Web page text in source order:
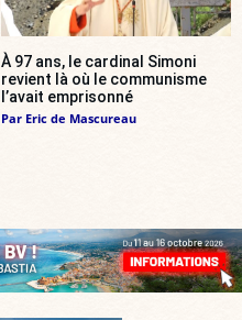
À 97 ans, le cardinal Simoni
revient là où le communisme
l’avait emprisonné
Par Eric de Mascureau